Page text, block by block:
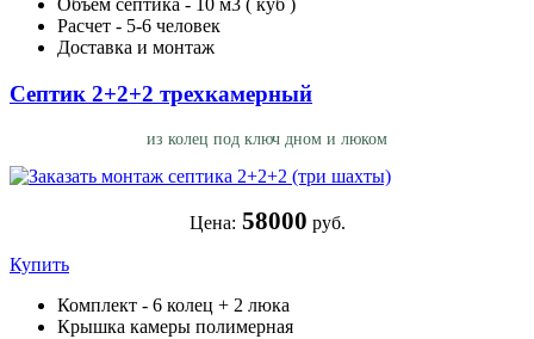
Объём септика - 10 м3 ( куб )
Расчет - 5-6 человек
Доставка и монтаж
Септик 2+2+2 трехкамерный
из колец под ключ дном и люком
Цена: 58000 руб.
Купить
Комплект - 6 колец + 2 люка
Крышка камеры полимерная